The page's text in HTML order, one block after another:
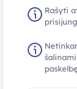
Rašyti